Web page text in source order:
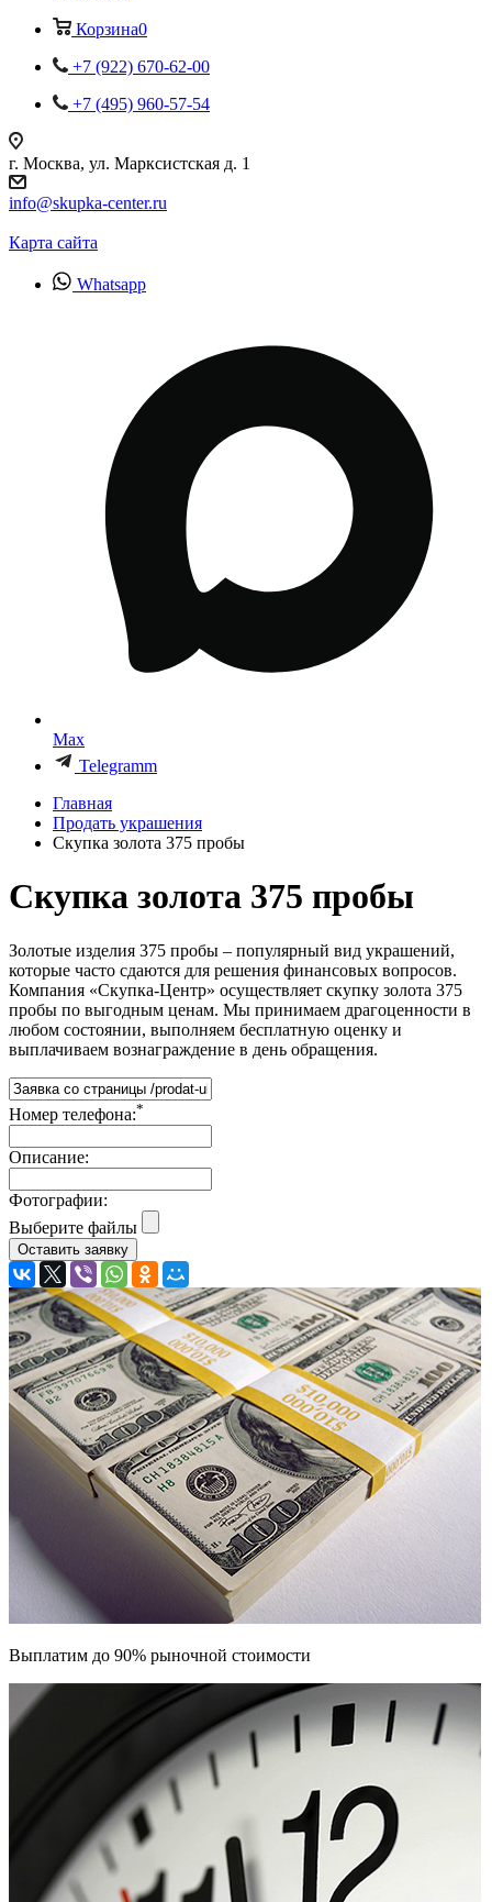
Корзина0
+7 (922) 670-62-00
+7 (495) 960-57-54
г. Москва, ул. Марксистская д. 1
info@skupka-center.ru
Карта сайта
Whatsapp
Max
Telegramm
Главная
Продать украшения
Скупка золота 375 пробы
Скупка золота 375 пробы
Золотые изделия 375 пробы – популярный вид украшений,
которые часто сдаются для решения финансовых вопросов.
Компания «Скупка-Центр» осуществляет скупку золота 375
пробы по выгодным ценам. Мы принимаем драгоценности в
любом состоянии, выполняем бесплатную оценку и
выплачиваем вознаграждение в день обращения.
Номер телефона:*
Описание:
Фотографии:
Выберите файлы
Выплатим до 90% рыночной стоимости